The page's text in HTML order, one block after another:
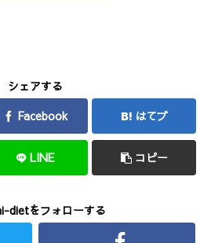
シェアする
Facebook はてブ
LINE コピー
dietをフォローする